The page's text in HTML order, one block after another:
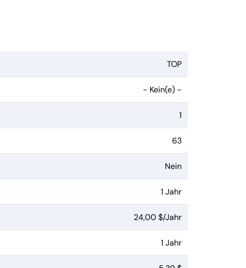
TOP
- Kein(e) -
1
63
Nein
1 Jahr
24,00 $/Jahr
1 Jahr